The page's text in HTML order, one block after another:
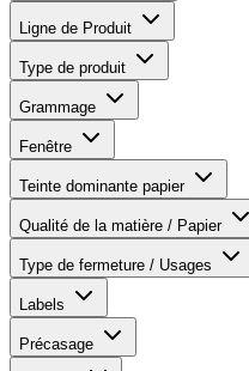
Ligne de Produit
Type de produit
Grammage
Fenêtre
Teinte dominante papier
Qualité de la matière / Papier
Type de fermeture / Usages
Labels
Précasage